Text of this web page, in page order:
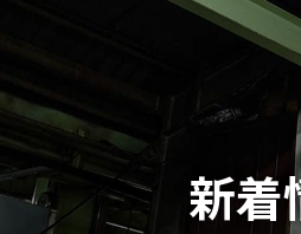
切削加工技術
短納期対応
修
環
新着